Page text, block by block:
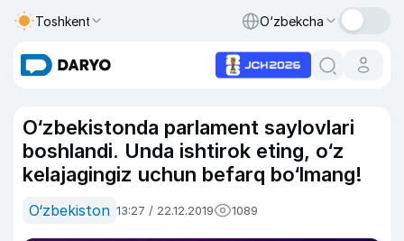
Toshkent O‘zbekcha
O‘zbekistonda parlament saylovlari
boshlandi. Unda ishtirok eting, o‘z
kelajagingiz uchun befarq bo‘lmang!
O‘zbekiston 13:27 / 22.12.2019 1089